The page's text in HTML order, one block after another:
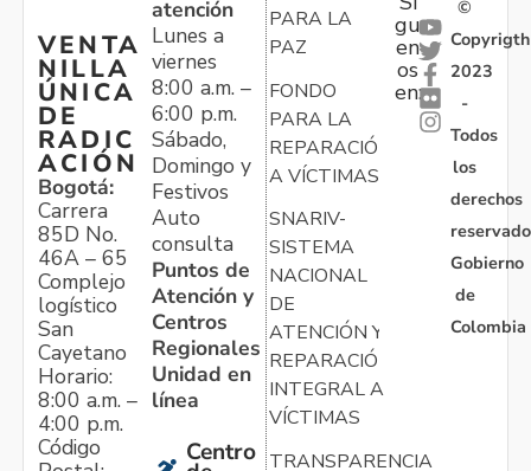
VENTA
NILLA
ÚNICA
DE
RADIC
ACIÓN
Bogotá:
Carrera
85D No.
46A – 65
Complejo
logístico
San
Cayetano
Horario:
8:00 a.m. –
4:00 p.m.
Código
atención
Lunes a
viernes
8:00 a.m. –
6:00 p.m.
Sábado,
Domingo y
Festivos
Auto
consulta
Puntos de
Atención y
Centros
Regionales
Unidad en
línea
Centro
PARA LA
PAZ
FONDO
PARA LA
REPARACIÓN
A VÍCTIMAS
SNARIV-
SISTEMA
NACIONAL
DE
ATENCIÓN Y
REPARACIÓN
INTEGRAL A
VÍCTIMAS
TRANSPARENCIA
gu
en
os
en:
©
Copyrigth
2023
-
Todos
los
derechos
Gobierno
de
Colombia